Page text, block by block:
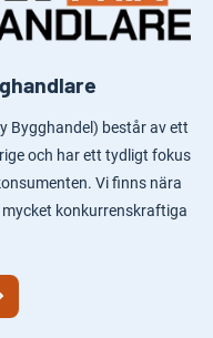
Bygghandel) består av ett
och har ett tydligt fokus
Vi finns nära
konkurrenskraftiga